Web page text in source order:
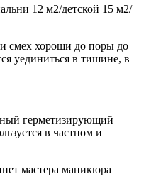
12 м2/детской 15 м2/
смех хороши до поры до
уединиться в тишине, в
герметизирующий
в частном и
мастера маникюра